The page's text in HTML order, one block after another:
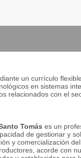
un currículo
en sistemas
relacionados con el
Tomás es un
de gestionar y
y comercialización
acorde con